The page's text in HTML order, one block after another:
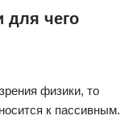
для чего
физики, то
к пассивным.